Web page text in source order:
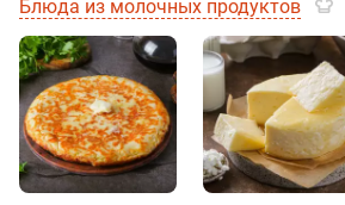
Блюда из молочных продуктов